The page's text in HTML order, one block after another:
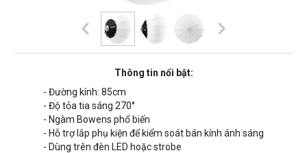
Thông tin nổi bật:
- Đường kính: 85cm
- Độ tỏa tia sáng 270°
- Ngàm Bowens phổ biến
- Hỗ trợ lắp phụ kiện để kiểm soát bán kính ánh sáng
- Dùng trên đèn LED hoặc strobe